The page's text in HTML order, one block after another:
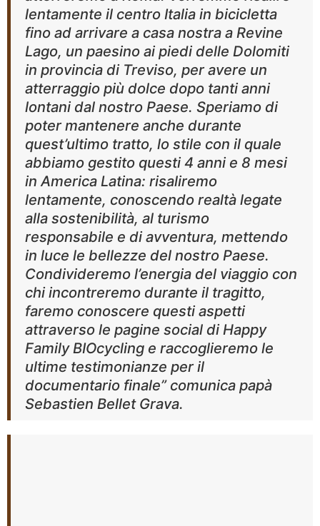
lentamente il centro Italia in bicicletta
fino ad arrivare a casa nostra a Revine
Lago, un paesino ai piedi delle Dolomiti
in provincia di Treviso, per avere un
atterraggio più dolce dopo tanti anni
lontani dal nostro Paese. Speriamo di
poter mantenere anche durante
quest’ultimo tratto, lo stile con il quale
abbiamo gestito questi 4 anni e 8 mesi
in America Latina: risaliremo
lentamente, conoscendo realtà legate
alla sostenibilità, al turismo
responsabile e di avventura, mettendo
in luce le bellezze del nostro Paese.
Condivideremo l’energia del viaggio con
chi incontreremo durante il tragitto,
faremo conoscere questi aspetti
attraverso le pagine social di Happy
Family BIOcycling e raccoglieremo le
ultime testimonianze per il
documentario finale” comunica papà
Sebastien Bellet Grava.